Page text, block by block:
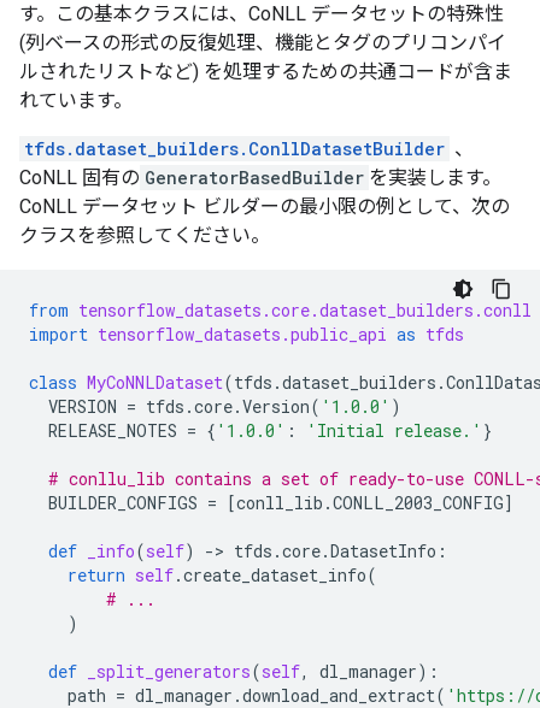
す。この基本クラスには、CoNLL データセットの特殊性
(列ベースの形式の反復処理、機能とタグのプリコンパイ
ルされたリストなど) を処理するための共通コードが含ま
れています。
tfds.dataset_builders.ConllDatasetBuilder 、
CoNLL 固有の GeneratorBasedBuilder を実装します。
CoNLL データセット ビルダーの最小限の例として、次の
クラスを参照してください。
from tensorflow_datasets.core.dataset_builders.conll
import tensorflow_datasets.public_api as tfds
class MyCoNNLDataset(tfds .dataset_builders .
VERSION = tfds .core.Version( '1.0.0' )
RELEASE_NOTES = { '1.0.0' : 'Initial release.' }
# conllu_lib contains a set of ready-to-use
BUILDER_CONFIGS = [conll_lib .CONLL_2003_CONFIG]
def _info(self) -> tfds .core.DatasetInfo :
return self.create_dataset_info(
# ...
)
def _split_generators(self, dl_manager):
path = dl_manager .download_and_extract( 'https://